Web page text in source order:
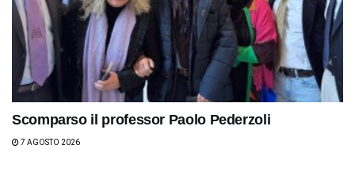
Scomparso il professor Paolo Pederzoli
7 AGOSTO 2026